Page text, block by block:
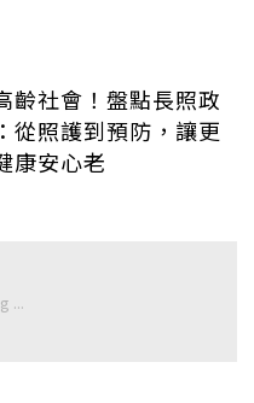
齡社會！盤點長照政
從照護到預防，讓更
康安心老